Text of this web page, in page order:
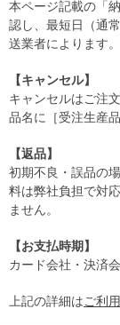
本ページ記載の「
認し、最短日（通
送業者によります。
【キャンセル】
キャンセルはご注
品名に［受注生産
【返品】
初期不良・誤品の
料は弊社負担で対
ません。
【お支払時期】
カード会社・決済
上記の詳細はご利